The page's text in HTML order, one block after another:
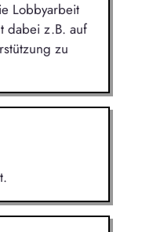
Lobbyarbeit
dabei z.B. auf
zu